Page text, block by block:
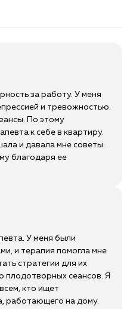
за работу. У меня
и тревожностью.
По этому
к себе в квартиру.
и давала мне советы.
благодаря ее
У меня были
и терапия помогла мне
стратегии для их
плодотворных сеансов. Я
кто ищет
работающего на дому.